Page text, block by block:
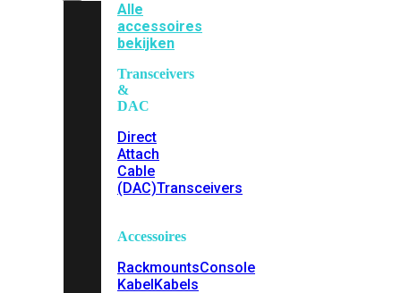
Alle
accessoires
bekijken
Transceivers
&
DAC
Direct
Attach
Cable
(DAC)Transceivers
Accessoires
RackmountsConsole
KabelKabels